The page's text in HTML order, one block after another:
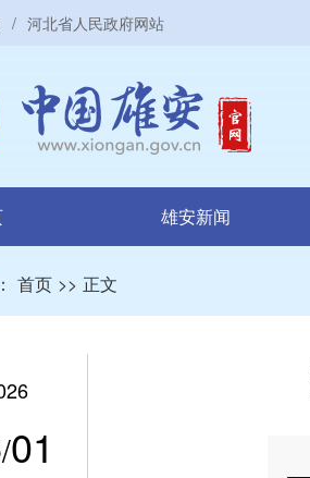
/ 河北省人民政府网站
雄安新闻
首页 >> 正文
/01